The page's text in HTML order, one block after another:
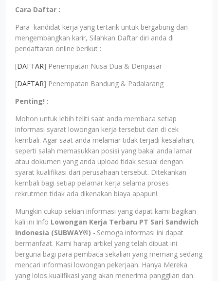
Cara Daftar :
Para kandidat kerja yang tertarik untuk bergabung dan
mengembangkan karir, Silahkan Daftar diri anda di
pendaftaran online berikut :
[DAFTAR] Penempatan Nusa Dua & Denpasar
[DAFTAR] Penempatan Bandung & Padalarang
Penting! :
Mohon untuk lebih teliti saat anda membaca setiap
informasi syarat lowongan kerja tersebut dan di cek
kembali. Agar saat anda melamar tidak terjadi kesalahan,
seperti salah memasukkan posisi yang bakal anda lamar
atau dokumen yang anda upload tidak sesuai dengan
syarat kualifikasi dari perusahaan tersebut. Ditekankan
kembali bagi setiap pelamar kerja selama proses
rekrutmen tidak ada dikenakan biaya apapun!.
Mungkin cukup sekian informasi yang dapat kami bagikan
kali ini Info Lowongan Kerja Terbaru PT Sari Sandwich
Indonesia (SUBWAY®) -.Semoga informasi ini dapat
bermanfaat. Kami harap artikel yang telah dibuat ini
berguna bagi para pembaca sekalian yang memang sedang
mencari informasi lowongan pekerjaan. Hanya Mereka
yang lolos kualifikasi yang akan menerima panggilan dan